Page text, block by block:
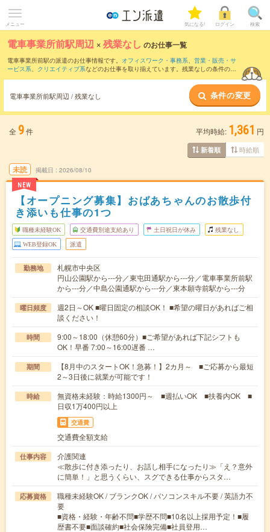
メニュー 気になる! ログイン 検索
電車事業所前駅周辺 ×残業なし のお仕事一覧
電車事業所前駅の派遣のお仕事情報です。 オフィスワーク・事務系、 営業・販売・サ
ービス系、 クリエイティブ系などのお仕事を取り揃えています。残業なしの条件の他
電車事業所前駅周辺 / 残業なし 条件の変更
全 9件 平均時給: 1,361 円
新着順 時給順
未読
NEW
掲載日 2026/08/10
【オープニング募集】おばあちゃんのお散歩付
き添いも仕事の1つ
職種未経験OK 交通費別途支給あり 土日祝日が休み 残業なし
WEB登録OK 派遣
勤務地
札幌市中央区
円山公園駅から---分／東屯田通駅から---分／電車事業所前駅
から---分／中島公園通駅から---分／東本願寺前駅から---分
曜日頻度
週2日～OK ■曜日固定の相談OK！ ■希望の曜日があればご相
談ください！
時間
9:00～18:00（休憩60分）■ご希望があれば下記シフトも
OK！早番 7:00～16:00遅番 …
期間
【8月中のスタートOK！急募！】2カ月～ ■ご応募から最短
2～3日後に就業が可能です！
時給
無資格未経験：時給1300円～ ■週払いOK ■扶養内OK ■
日収1万400円以上
交通費
交通費全額支給
仕事内容
介護関連
≪散歩に付き添ったり、お話し相手になったり≫「え？意外
に簡単！」と思うくらい、スグできる仕事からスタ…
応募資格
職種未経験OK / ブランクOK / パソコンスキル不要 / 英語力不
要
■資格・経験・年齢不問■学歴不問■10名以上採用予定！■履
歴書不要■面談確約■社会保険完備■社員登用…